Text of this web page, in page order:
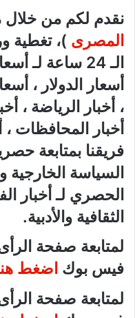
نقدم لكم من خلال
المصرى )، تغطية
الـ 24 ساعة
أسعار الدولار ،
، أخبار الرياضة ،
أخبار المحافظات
فريقنا بمتابعة
السياسة الخارجية
الحصري لـ أخبار
الثقافية والأدبية.
لمتابعة صفحة
فيس بوك اضغط
لمتابعة صفحة